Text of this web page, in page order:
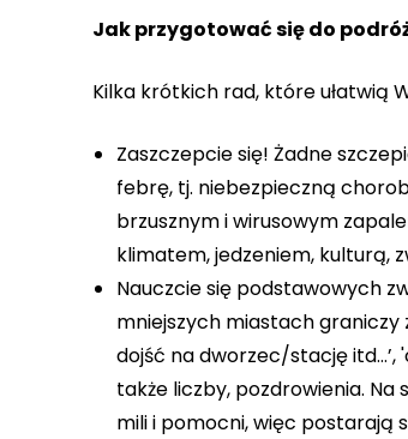
Jak przygotować się do
Kilka krótkich rad, które ułatwią
Zaszczepcie się! Żadne
febrę, tj. niebezpieczną
brzusznym i wirusowym
klimatem, jedzeniem, kulturą,
Nauczcie się podstawowych
mniejszych miastach graniczy
dojść na dworzec/stację itd…’,
także liczby, pozdrowienia.
mili i pomocni, więc postarają